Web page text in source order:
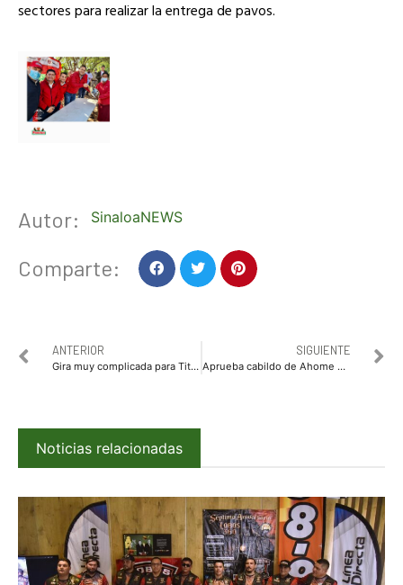
sectores para realizar la entrega de pavos.
Autor: SinaloaNEWS
Comparte:
ANTERIOR
Gira muy complicada para Titanes por Sonora, caen en par de ocasiones en ante Paskolas y Fohr
SIGUIENTE
Aprueba cabildo de Ahome por unanimidad, presupuesto de egresos 2022, por un monto de 1649 millones 706 mil 363 pesos
Noticias relacionadas